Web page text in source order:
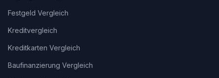
Festgeld Vergleich
Kreditvergleich
Kreditkarten Vergleich
Baufinanzierung Vergleich